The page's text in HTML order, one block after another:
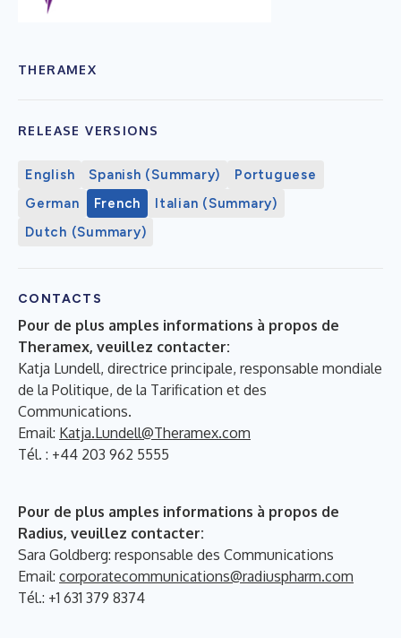
THERAMEX
RELEASE VERSIONS
English Spanish (Summary)
Portuguese
German
French
Italian (Summary)
Dutch (Summary)
CONTACTS
Pour de plus amples informations à propos de
Theramex, veuillez contacter:
Katja Lundell, directrice principale, responsable mondiale
de la Politique, de la Tarification et des
Communications.
Email: Katja.Lundell@Theramex.com
Tél. : +44 203 962 5555
Pour de plus amples informations à propos de
Radius, veuillez contacter:
Sara Goldberg: responsable des Communications
Email: corporatecommunications@radiuspharm.com
Tél.: +1 631 379 8374